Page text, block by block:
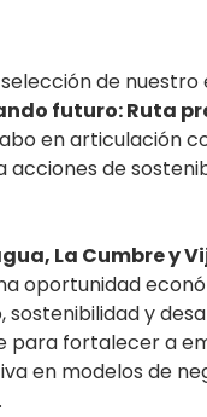
de
futuro: Ruta
en articulación
de
La Cumbre y
oportunidad
y
para fortalecer a
en modelos de